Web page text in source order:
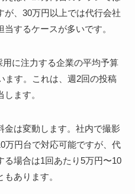
が、30万円以上では代行会社
するケースが多いです。
に注力する企業の平均予算
ます。これは、週2回の投稿
ます。
金は変動します。社内で撮影
万円台で対応可能ですが、代
場合は1回あたり5万円〜10
あります。